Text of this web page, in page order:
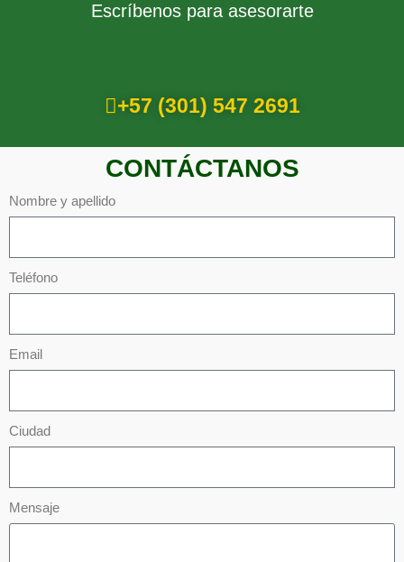
Escríbenos para asesorarte
+57 (301) 547 2691
CONTÁCTANOS
Nombre y apellido
Teléfono
Email
Ciudad
Mensaje